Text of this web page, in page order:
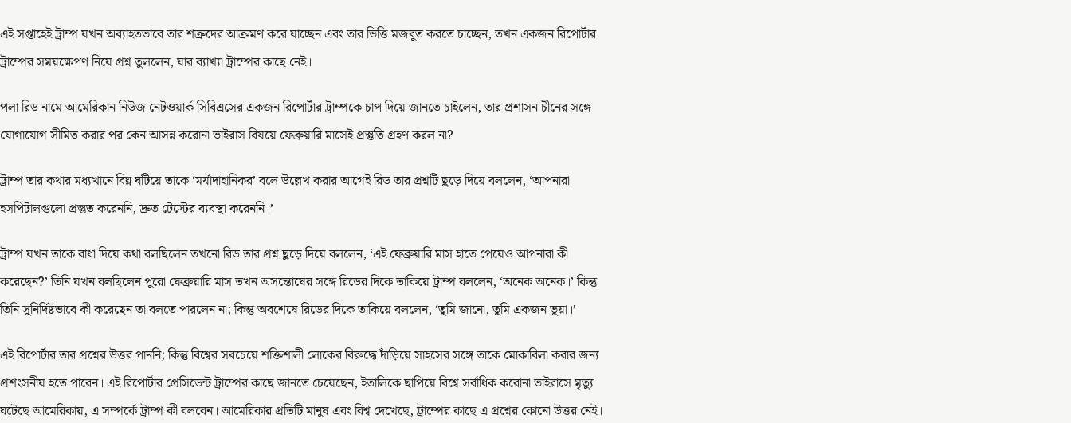
এই সপ্তাহেই ট্রাম্প যখন অব্যাহতভাবে তার শত্রুদের আক্রমণ করে যাচ্ছেন এবং তার ভিত্তি মজবুত করতে চাচ্ছেন, তখন একজন রিপোর্টার
ট্রাম্পের সময়ক্ষেপণ নিয়ে প্রশ্ন তুললেন, যার ব্যাখ্যা ট্রাম্পের কাছে নেই।
পলা রিড নামে আমেরিকান নিউজ নেটওয়ার্ক সিবিএসের একজন রিপোর্টার ট্রাম্পকে চাপ দিয়ে জানতে চাইলেন, তার প্রশাসন চীনের সঙ্গে
যোগাযোগ সীমিত করার পর কেন আসন্ন করোনা ভাইরাস বিষয়ে ফেব্রুয়ারি মাসেই প্রস্তুতি গ্রহণ করল না?
ট্রাম্প তার কথার মধ্যখানে বিঘ্ন ঘটিয়ে তাকে ‘মর্যাদাহানিকর’ বলে উল্লেখ করার আগেই রিড তার প্রশ্নটি ছুড়ে দিয়ে বললেন, ‘আপনারা
হসপিটালগুলো প্রস্তুত করেননি, দ্রুত টেস্টের ব্যবস্থা করেননি।’
ট্রাম্প যখন তাকে বাধা দিয়ে কথা বলছিলেন তখনো রিড তার প্রশ্ন ছুড়ে দিয়ে বললেন, ‘এই ফেব্রুয়ারি মাস হাতে পেয়েও আপনারা কী
করেছেন?’ তিনি যখন বলছিলেন পুরো ফেব্রুয়ারি মাস তখন অসন্তোষের সঙ্গে রিডের দিকে তাকিয়ে ট্রাম্প বললেন, ‘অনেক অনেক।’ কিন্তু
তিনি সুনির্দিষ্টভাবে কী করেছেন তা বলতে পারলেন না; কিন্তু অবশেষে রিডের দিকে তাকিয়ে বললেন, ‘তুমি জানো, তুমি একজন ভুয়া।’
এই রিপোর্টার তার প্রশ্নের উত্তর পাননি; কিন্তু বিশ্বের সবচেয়ে শক্তিশালী লোকের বিরুদ্ধে দাঁড়িয়ে সাহসের সঙ্গে তাকে মোকাবিলা করার জন্য
প্রশংসনীয় হতে পারেন। এই রিপোর্টার প্রেসিডেন্ট ট্রাম্পের কাছে জানতে চেয়েছেন, ইতালিকে ছাপিয়ে বিশ্বে সর্বাধিক করোনা ভাইরাসে মৃত্যু
ঘটেছে আমেরিকায়, এ সম্পর্কে ট্রাম্প কী বলবেন। আমেরিকার প্রতিটি মানুষ এবং বিশ্ব দেখেছে, ট্রাম্পের কাছে এ প্রশ্নের কোনো উত্তর নেই।